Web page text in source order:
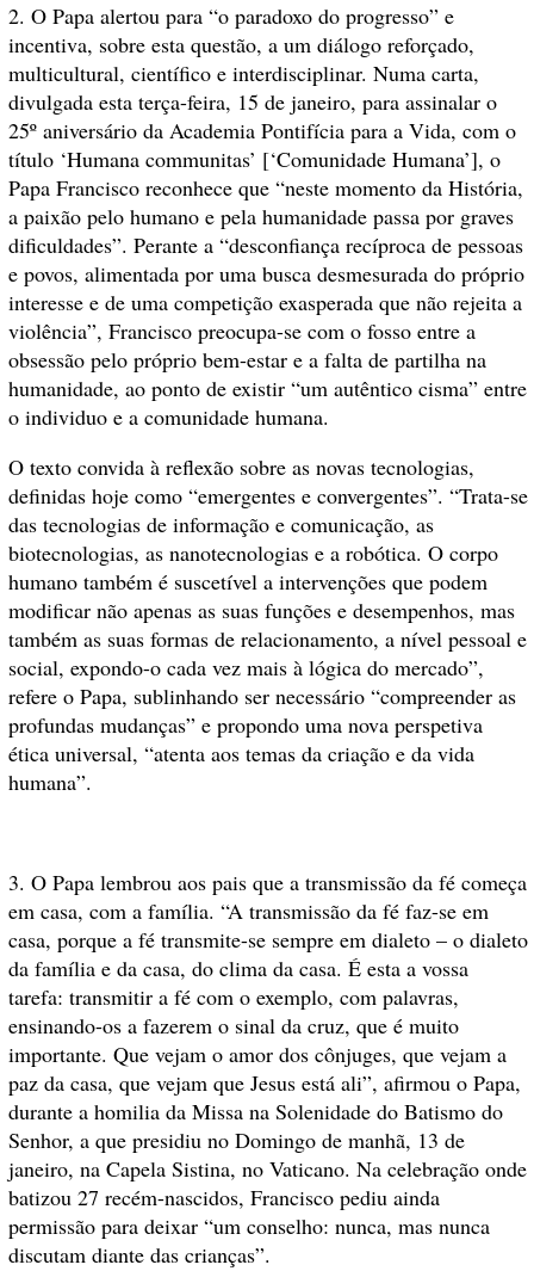
2. O Papa alertou para “o paradoxo do progresso” e
incentiva, sobre esta questão, a um diálogo reforçado,
multicultural, científico e interdisciplinar. Numa carta,
divulgada esta terça-feira, 15 de janeiro, para assinalar o
25º aniversário da Academia Pontifícia para a Vida, com o
título ‘Humana communitas’ [‘Comunidade Humana’], o
Papa Francisco reconhece que “neste momento da História,
a paixão pelo humano e pela humanidade passa por graves
dificuldades”. Perante a “desconfiança recíproca de pessoas
e povos, alimentada por uma busca desmesurada do próprio
interesse e de uma competição exasperada que não rejeita a
violência”, Francisco preocupa-se com o fosso entre a
obsessão pelo próprio bem-estar e a falta de partilha na
humanidade, ao ponto de existir “um autêntico cisma” entre
o individuo e a comunidade humana.
O texto convida à reflexão sobre as novas tecnologias,
definidas hoje como “emergentes e convergentes”. “Trata-se
das tecnologias de informação e comunicação, as
biotecnologias, as nanotecnologias e a robótica. O corpo
humano também é suscetível a intervenções que podem
modificar não apenas as suas funções e desempenhos, mas
também as suas formas de relacionamento, a nível pessoal e
social, expondo-o cada vez mais à lógica do mercado”,
refere o Papa, sublinhando ser necessário “compreender as
profundas mudanças” e propondo uma nova perspetiva
ética universal, “atenta aos temas da criação e da vida
humana”.
3. O Papa lembrou aos pais que a transmissão da fé começa
em casa, com a família. “A transmissão da fé faz-se em
casa, porque a fé transmite-se sempre em dialeto – o dialeto
da família e da casa, do clima da casa. É esta a vossa
tarefa: transmitir a fé com o exemplo, com palavras,
ensinando-os a fazerem o sinal da cruz, que é muito
importante. Que vejam o amor dos cônjuges, que vejam a
paz da casa, que vejam que Jesus está ali”, afirmou o Papa,
durante a homilia da Missa na Solenidade do Batismo do
Senhor, a que presidiu no Domingo de manhã, 13 de
janeiro, na Capela Sistina, no Vaticano. Na celebração onde
batizou 27 recém-nascidos, Francisco pediu ainda
permissão para deixar “um conselho: nunca, mas nunca
discutam diante das crianças”.